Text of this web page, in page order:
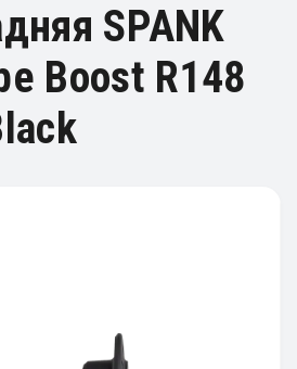
SPANK
Boost R148